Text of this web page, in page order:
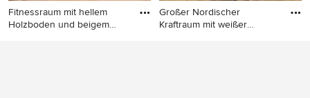
Fitnessraum mit hellem
Holzboden und beigem
Großer Nordischer
Kraftraum mit weißer